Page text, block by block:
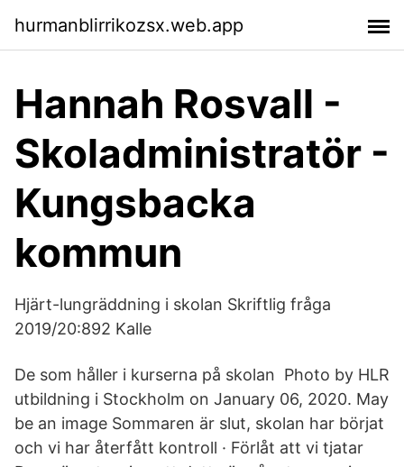
hurmanblirrikozsx.web.app
Hannah Rosvall -
Skoladministratör -
Kungsbacka
kommun
Hjärt-lungräddning i skolan Skriftlig fråga
2019/20:892 Kalle
De som håller i kurserna på skolan Photo by HLR
utbildning i Stockholm on January 06, 2020. May
be an image Sommaren är slut, skolan har börjat
och vi har återfått kontroll · Förlåt att vi tjatar